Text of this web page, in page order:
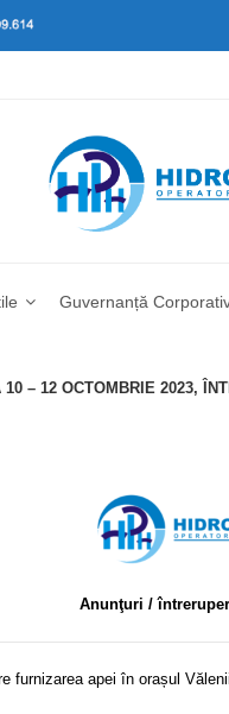
Guvernanță
– 12 OCTOMBRIE 2023,
Anunţuri /
furnizarea apei în orașul